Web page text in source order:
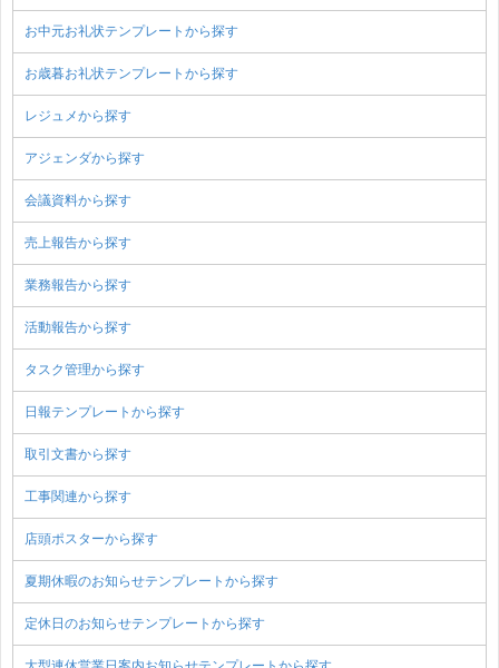
お中元お礼状テンプレートから探す
お歳暮お礼状テンプレートから探す
レジュメから探す
アジェンダから探す
会議資料から探す
売上報告から探す
業務報告から探す
活動報告から探す
タスク管理から探す
日報テンプレートから探す
取引文書から探す
工事関連から探す
店頭ポスターから探す
夏期休暇のお知らせテンプレートから探す
定休日のお知らせテンプレートから探す